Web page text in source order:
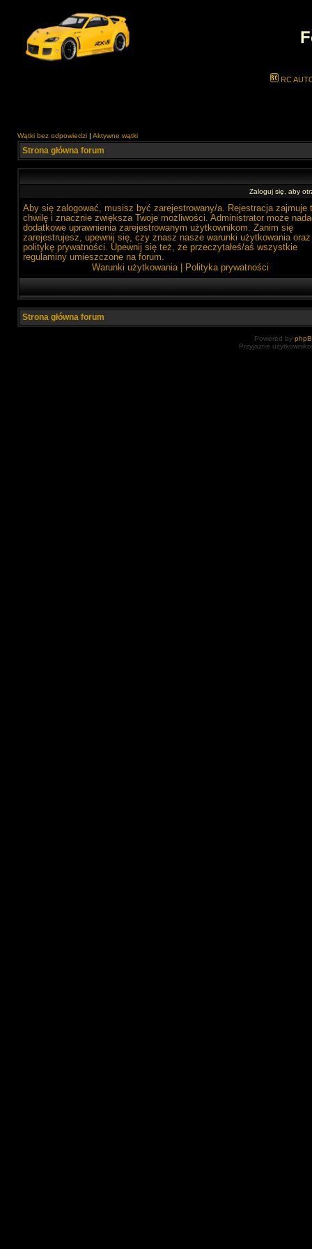
RC
Wątki bez odpowiedzi | Aktywne wątki
Strona główna forum
Zaloguj się, aby
Aby się zalogować, musisz być zarejestrowany/a. Rejestracja zajmuje
chwilę i znacznie zwiększa Twoje możliwości. Administrator może
dodatkowe uprawnienia zarejestrowanym użytkownikom. Zanim się
zarejestrujesz, upewnij się, czy znasz nasze warunki użytkowania oraz
politykę prywatności. Upewnij się też, że przeczytałeś/aś wszystkie
regulaminy umieszczone na forum.
Warunki użytkowania| Polityka prywatności
Strona główna forum
Powered by
Przyjazne